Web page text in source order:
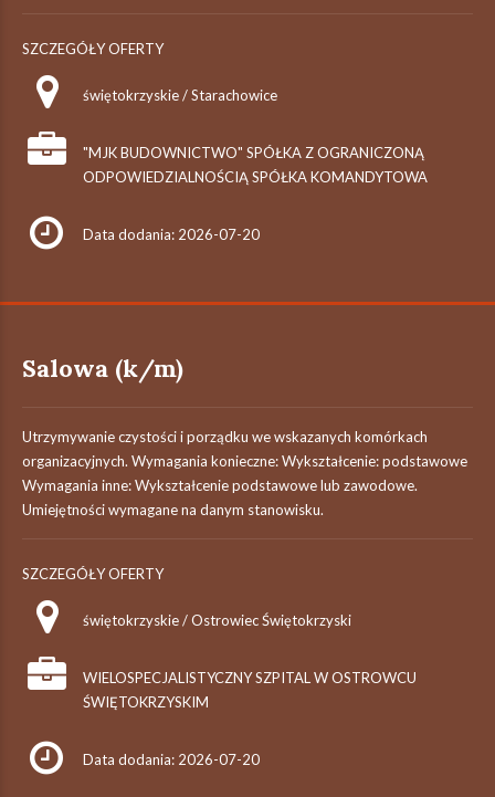
SZCZEGÓŁY OFERTY
świętokrzyskie / Starachowice
"MJK BUDOWNICTWO" SPÓŁKA Z OGRANICZONĄ
ODPOWIEDZIALNOŚCIĄ SPÓŁKA KOMANDYTOWA
Data dodania: 2026-07-20
Salowa (k/m)
Utrzymywanie czystości i porządku we wskazanych komórkach
organizacyjnych. Wymagania konieczne: Wykształcenie: podstawowe
Wymagania inne: Wykształcenie podstawowe lub zawodowe.
Umiejętności wymagane na danym stanowisku.
SZCZEGÓŁY OFERTY
świętokrzyskie / Ostrowiec Świętokrzyski
WIELOSPECJALISTYCZNY SZPITAL W OSTROWCU
ŚWIĘTOKRZYSKIM
Data dodania: 2026-07-20